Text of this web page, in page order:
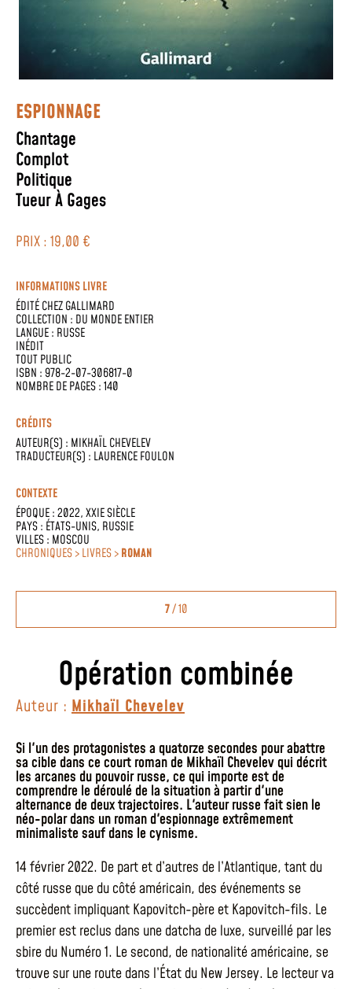
ESPIONNAGE
Chantage
Complot
Politique
Tueur À Gages
PRIX : 19,00 €
INFORMATIONS LIVRE
ÉDITÉ CHEZGALLIMARD
COLLECTION : DU MONDE ENTIER
LANGUE : RUSSE
INÉDIT
TOUT PUBLIC
ISBN : 978-2-07-306817-0
NOMBRE DE PAGES : 140
CRÉDITS
AUTEUR(S) : MIKHAÏL CHEVELEV
TRADUCTEUR(S) : LAURENCE FOULON
CONTEXTE
ÉPOQUE :2022,XXIE SIÈCLE
PAYS : ÉTATS-UNIS, RUSSIE
VILLES : MOSCOU
CHRONIQUES > LIVRES >ROMAN
7/ 10
Opération combinée
Auteur : Mikhaïl Chevelev
Si l'un des protagonistes a quatorze secondes pour abattre
sa cible dans ce court roman de Mikhaïl Chevelev qui décrit
les arcanes du pouvoir russe, ce qui importe est de
comprendre le déroulé de la situation à partir d'une
alternance de deux trajectoires. L'auteur russe fait sien le
néo-polar dans un roman d'espionnage extrêmement
minimaliste sauf dans le cynisme.
14 février 2022. De part et d’autres de l’Atlantique, tant du
côté russe que du côté américain, des événements se
succèdent impliquant Kapovitch-père et Kapovitch-fils. Le
premier est reclus dans une datcha de luxe, surveillé par les
sbire du Numéro 1. Le second, de nationalité américaine, se
trouve sur une route dans l’État du New Jersey. Le lecteur va